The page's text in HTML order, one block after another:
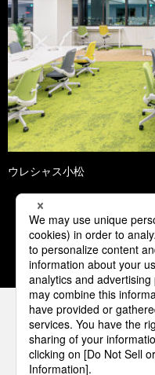
ウレシャス小松
1 2
パナソニックの